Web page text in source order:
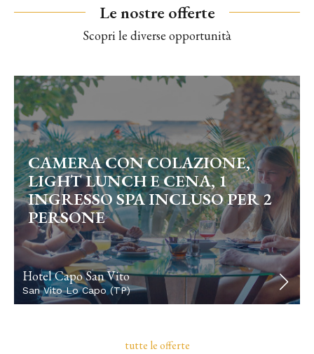
Le nostre offerte
Scopri le diverse opportunità
CAMERA CON COLAZIONE,
LIGHT LUNCH E CENA, 1
INGRESSO SPA INCLUSO PER 2
PERSONE
Hotel Capo San Vito
San Vito Lo Capo (TP)
tutte le offerte